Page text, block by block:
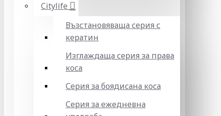
Citylife
Възстановяваща серия с
кератин
Изглаждаща серия за права
коса
Серия за боядисана коса
Серия за ежедневна